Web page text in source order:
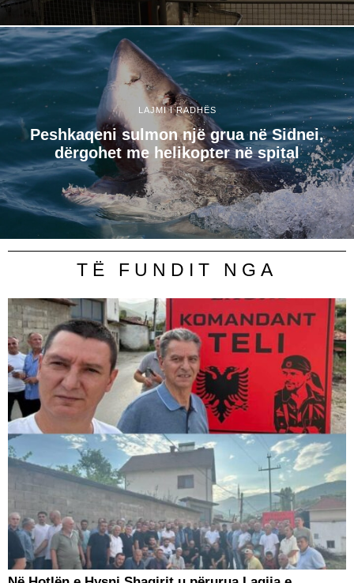
LAJMI I RADHËS
Peshkaqeni sulmon një grua në Sidnei,
dërgohet me helikopter në spital
TË FUNDIT NGA